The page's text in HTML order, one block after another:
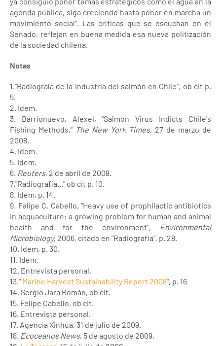
agenda pública, siga creciendo hasta poner en marcha un
movimiento social". Las críticas que se escuchan en el
Senado, reflejan en buena medida esa nueva politización
de la sociedad chilena.
Notas
1."Radiograía de la industria del salmón en Chile", ob cit p.
5.
2. Idem.
3. Barrionuevo, Alexei, "Salmon Virus Indicts Chile's
Fishing Methods," The New York Times, 27 de marzo de
2008.
4. Idem.
5. Idem.
6. Reuters, 2 de abril de 2008.
7."Radiografía..." ob cit p. 10.
8. Idem, p. 14.
9. Felipe C. Cabello, "Heavy use of prophilactic antibiotics
in acquaculture: a growing problem for human and animal
health and for the environment",
Environmental
Microbiology, 2006, citado en "Radiografía", p. 28.
10. Idem, p. 30.
11. Idem.
12. Entrevista personal.
13." Marine Harvest Sustainability Report 2008", p. 16
14. Sergio Jara Román, ob cit.
15. Felipe Cabello, ob cit.
16. Entrevista personal.
17. Agencia Xinhua, 31 de julio de 2009.
18. Ecoceanos News, 5 de agosto de 2009.